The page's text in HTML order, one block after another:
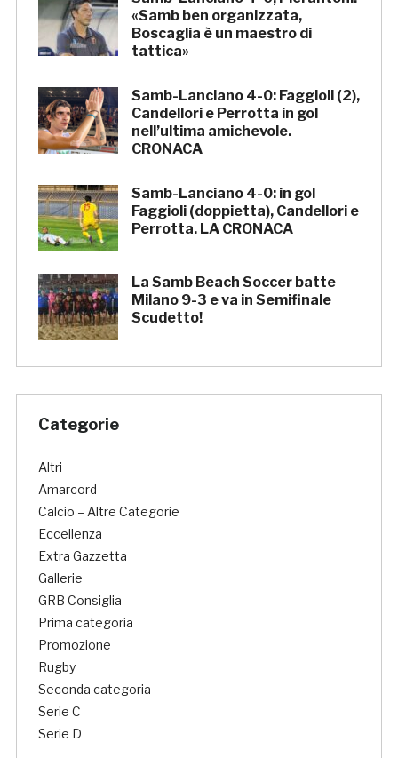
«Samb ben organizzata,
Boscaglia è un maestro di
tattica»
Samb-Lanciano 4-0: Faggioli (2),
Candellori e Perrotta in gol
nell’ultima amichevole.
CRONACA
Samb-Lanciano 4-0: in gol
Faggioli (doppietta), Candellori e
Perrotta. LA CRONACA
La Samb Beach Soccer batte
Milano 9-3 e va in Semifinale
Scudetto!
Categorie
Altri
Amarcord
Calcio – Altre Categorie
Eccellenza
Extra Gazzetta
Gallerie
GRB Consiglia
Prima categoria
Promozione
Rugby
Seconda categoria
Serie C
Serie D